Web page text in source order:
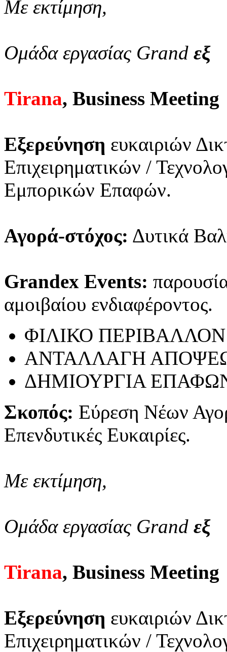
Με εκτίμηση,
Ομάδα εργασίας Grand εξ
Tirana, Business Meeting
Εξερεύνηση ευκαιριών
Επιχειρηματικών /
Εμπορικών Επαφών.
Αγορά-στόχος: Δυτικά
Grandex Events:
αμοιβαίου ενδιαφέροντος.
ΦΙΛΙΚΟ ΠΕΡΙΒΑΛΛΟΝ
ΑΝΤΑΛΛΑΓΗ
ΔΗΜΙΟΥΡΓΙΑ
Σκοπός: Εύρεση Νέων
Επενδυτικές Ευκαιρίες.
Με εκτίμηση,
Ομάδα εργασίας Grand εξ
Tirana, Business Meeting
Εξερεύνηση ευκαιριών
Επιχειρηματικών /